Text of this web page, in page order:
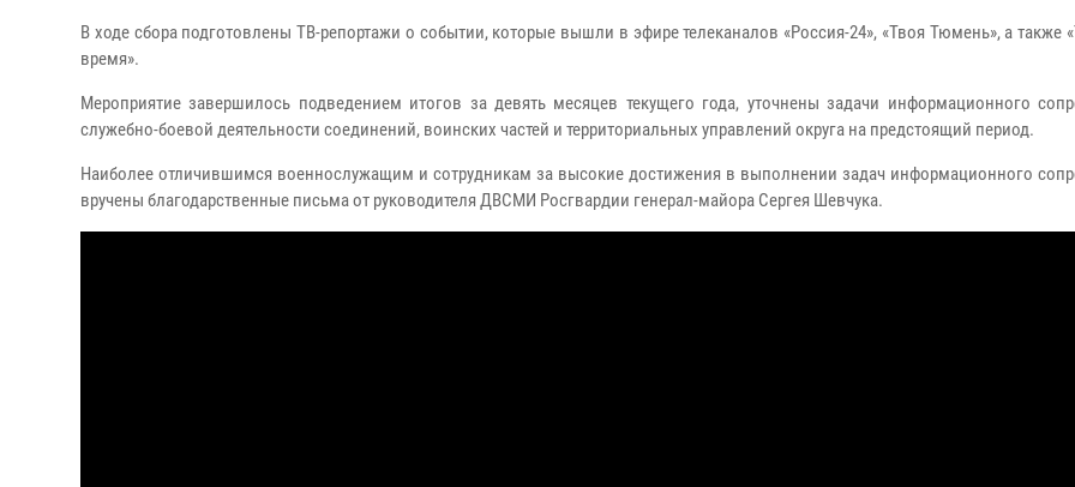
В ходе сбора подготовлены ТВ-репортажи о событии, которые вышли в эфире телеканалов «Россия-24», «Твоя Тюмень», а также
время».
Мероприятие завершилось подведением итогов за девять месяцев текущего года, уточнены задачи информационного
служебно-боевой деятельности соединений, воинских частей и территориальных управлений округа на предстоящий период.
Наиболее отличившимся военнослужащим и сотрудникам за высокие достижения в выполнении задач информационного
вручены благодарственные письма от руководителя ДВСМИ Росгвардии генерал-майора Сергея Шевчука.